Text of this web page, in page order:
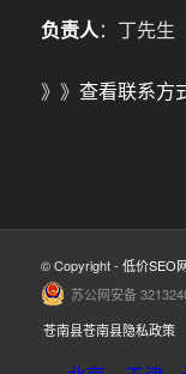
负责人：丁先生
》》 查看联系方
© Copyright - 低价SEO
苏公网安备
苍南县苍南县隐私政策